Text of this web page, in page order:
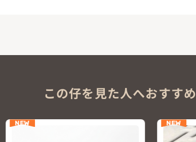
この仔を見た人へおすすめ